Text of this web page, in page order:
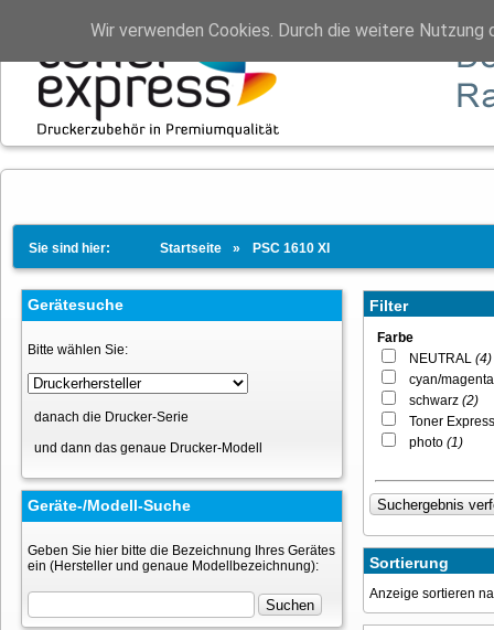
Sie sind hier: Startseite PSC 1610 XI
Gerätesuche
Bitte wählen Sie:
danach die Drucker-Serie
und dann das genaue Drucker-Modell
Geräte-/Modell-Suche
Geben Sie hier bitte die Bezeichnung Ihres Gerätes
ein (Hersteller und genaue Modellbezeichnung):
Filter
Farbe
NEUTRAL (4)
cyan/
schwarz (2)
Toner
photo (1)
Sortierung
Anzeige sortieren
Wir verwenden Cookies. Durch die weitere